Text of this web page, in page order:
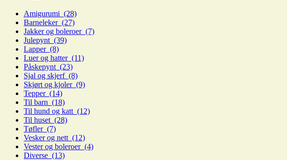
Amigurumi (28)
Barneleker (27)
Jakker og boleroer (7)
Julepynt (39)
Lapper (8)
Luer og hatter (11)
Påskepynt (23)
Sjal og skjerf (8)
Skjørt og kjoler (9)
Tepper (14)
Til barn (18)
Til hund og katt (12)
Til huset (28)
Tøfler (7)
Vesker og nett (12)
Vester og boleroer (4)
Diverse (13)